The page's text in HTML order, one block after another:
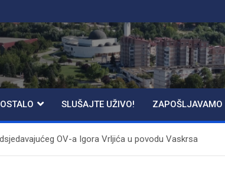
OSTALO SLUŠAJTE UŽIVO! ZAPOŠLJAVAMO
OV-a Igora Vrljića u povodu Vaskrsa